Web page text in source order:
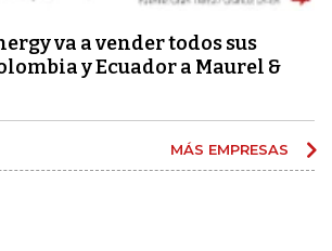
va a vender todos sus
y Ecuador a Maurel &
MÁS EMPRESAS